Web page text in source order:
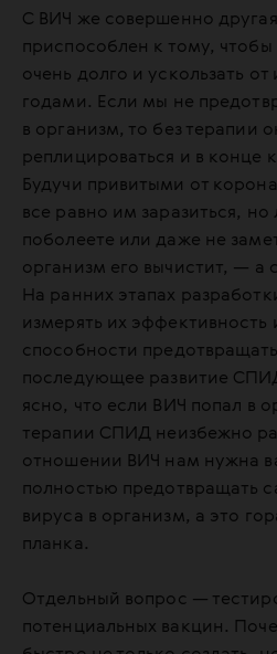
С ВИЧ же совершенно
приспособлен к тому, чтобы
очень долго и ускользать
годами. Если мы не
в организм, то без терапии
реплицироваться и в конце
Будучи привитыми от
все равно им заразиться, но
поболеете или даже не
организм его вычистит, — а
На ранних этапах
измерять их эффективность
способности
последующее развитие
ясно, что если ВИЧ попал в
терапии СПИД неизбежно
отношении ВИЧ нам нужна
полностью предотвращать
вируса в организм, а это
планка.
Отдельный вопрос —
потенциальных вакцин.